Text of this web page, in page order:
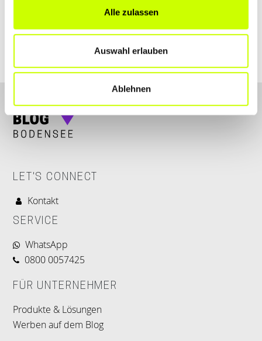
Alle zulassen
Auswahl erlauben
Ablehnen
Mit unserem Tanktipp des Tages findest Du die günstigste
Tankstelle in Deiner Umgebung. Immer zum besten Preis tanken –
mit enerQuick.
LET'S CONNECT
Kontakt
SERVICE
WhatsApp
0800 0057425
FÜR UNTERNEHMER
Produkte & Lösungen
Werben auf dem Blog